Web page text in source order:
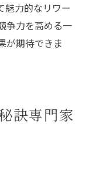
魅力的なリワー
争力を高める一
が期待できま
訣専門家